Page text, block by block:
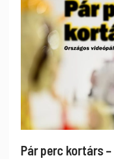
Pár perc kortárs